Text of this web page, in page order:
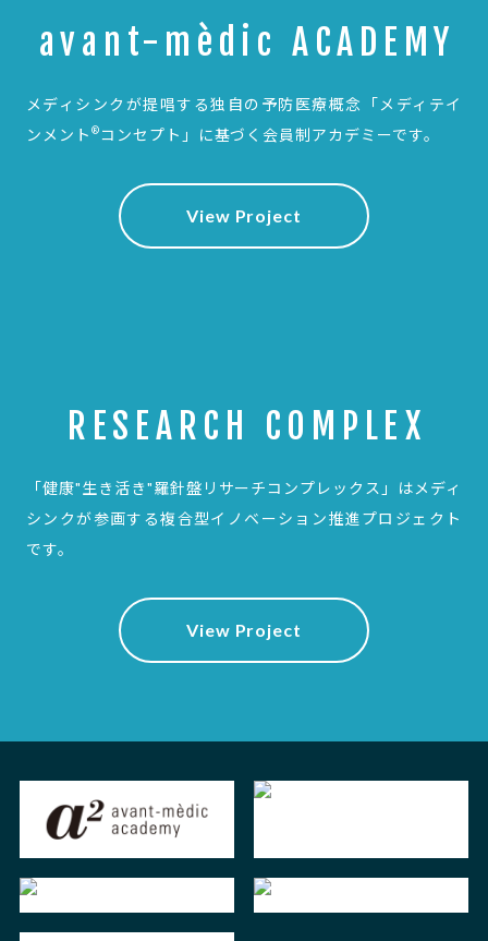
avant-mèdic ACADEMY
メディシンクが提唱する独自の予防医療概念
「メディテイ
ンメント ®コンセプト」に基づく会員制アカデミーです。
View Project
RESEARCH COMPLEX
「健康"生き活き"羅針盤リサーチコンプレックス」は メディ
シンクが参画する複合型イノベーション推進プロジェクト
です。
View Project